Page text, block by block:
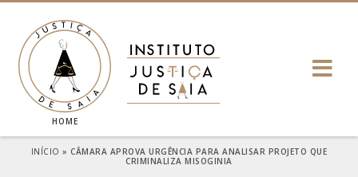
HOME
INÍCIO »CÂMARA APROVA URGÊNCIA PARA ANALISAR PROJETO QUE
CRIMINALIZA MISOGINIA